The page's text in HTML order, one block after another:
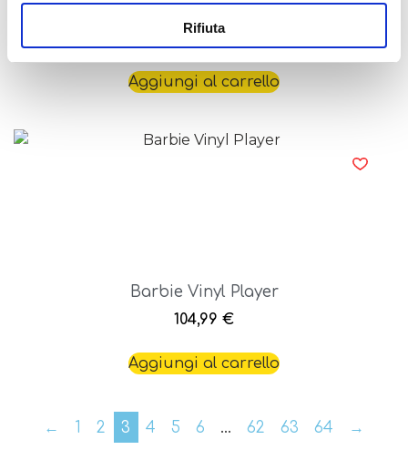
Rifiuta
Barbie Sound Your Style
44,99€
Aggiungi al carrello
Barbie Vinyl Player
104,99 €
Aggiungi al carrello
← 1 2 3 4 5 6 … 62 63 64 →